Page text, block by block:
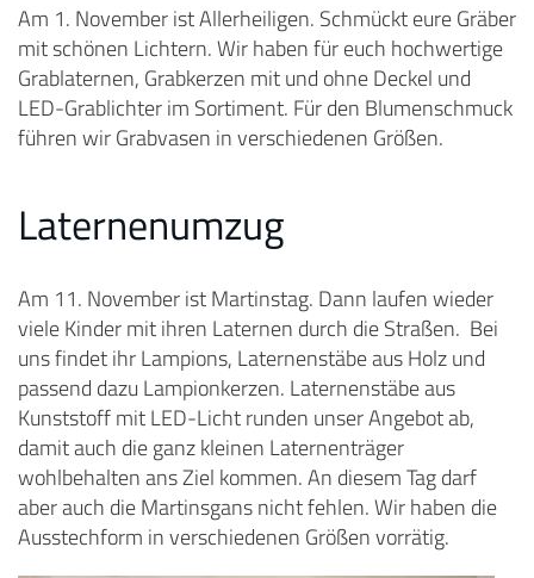
Am 1. November ist Allerheiligen. Schmückt eure Gräber
mit schönen Lichtern. Wir haben für euch hochwertige
Grablaternen, Grabkerzen mit und ohne Deckel und
LED-Grablichter im Sortiment. Für den Blumenschmuck
führen wir Grabvasen in verschiedenen Größen.
Laternenumzug
Am 11. November ist Martinstag. Dann laufen wieder
viele Kinder mit ihren Laternen durch die Straßen. Bei
uns findet ihr Lampions, Laternenstäbe aus Holz und
passend dazu Lampionkerzen. Laternenstäbe aus
Kunststoff mit LED-Licht runden unser Angebot ab,
damit auch die ganz kleinen Laternenträger
wohlbehalten ans Ziel kommen. An diesem Tag darf
aber auch die Martinsgans nicht fehlen. Wir haben die
Ausstechform in verschiedenen Größen vorrätig.